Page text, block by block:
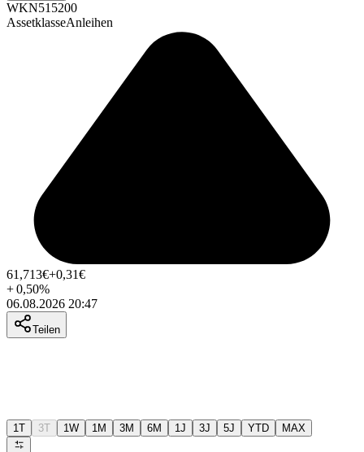
WKN515200
AssetklasseAnleihen
61,713€+0,31€
+0,50%
06.08.2026 20:47
Teilen
1T 3T 1W 1M 3M 6M 1J 3J 5J YTD MAX